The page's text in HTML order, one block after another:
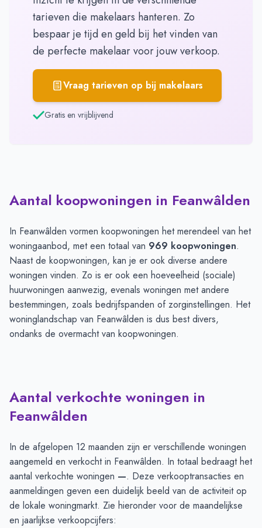
tarieven die makelaars hanteren. Zo
bespaar je tijd en geld bij het vinden van
de perfecte makelaar voor jouw verkoop.
Vraag tarieven op bij makelaars
Gratis en vrijblijvend
Aantal koopwoningen in Feanwâlden
In Feanwâlden vormen koopwoningen het merendeel van het
woningaanbod, met een totaal van 969 koopwoningen.
Naast de koopwoningen, kan je er ook diverse andere
woningen vinden. Zo is er ook een hoeveelheid (sociale)
huurwoningen aanwezig, evenals woningen met andere
bestemmingen, zoals bedrijfspanden of zorginstellingen. Het
woninglandschap van Feanwâlden is dus best divers,
ondanks de overmacht van koopwoningen.
Aantal verkochte woningen in
Feanwâlden
In de afgelopen 12 maanden zijn er verschillende woningen
aangemeld en verkocht in Feanwâlden. In totaal bedraagt het
aantal verkochte woningen —. Deze verkooptransacties en
aanmeldingen geven een duidelijk beeld van de activiteit op
de lokale woningmarkt. Zie hieronder voor de maandelijkse
en jaarlijkse verkoopcijfers: